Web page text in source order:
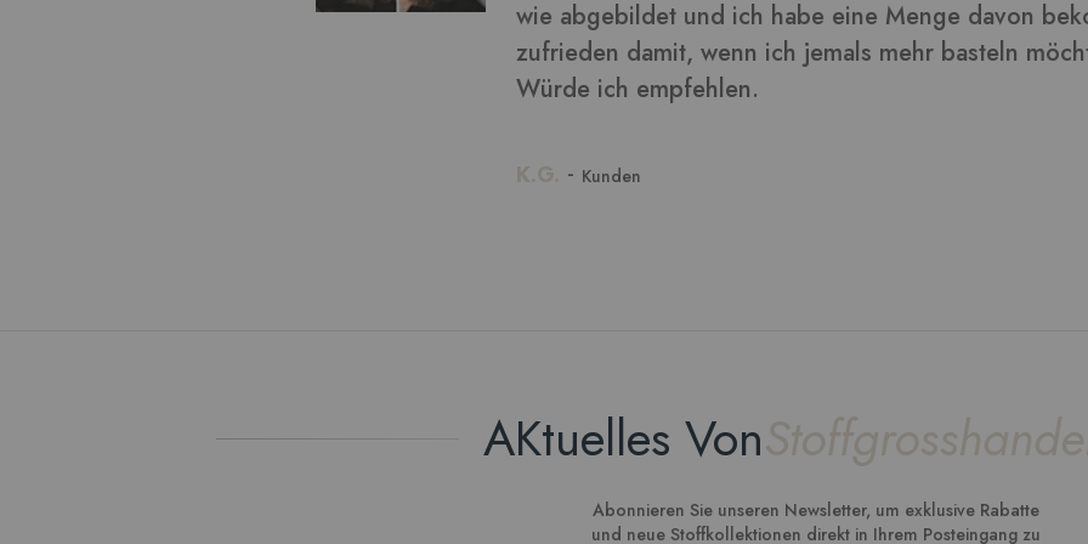
AKtuelles Von
Abonnieren Sie unseren Newsletter, um exklusive Rabatte
und neue Stoffkollektionen direkt in Ihrem Posteingang zu